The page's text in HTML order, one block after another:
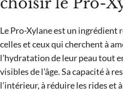
Le Pro-Xylane est un
celles et ceux qui cherchent à
l’hydratation de leur peau tout
visibles de l’âge. Sa capacité à
l’intérieur, à réduire les rides et